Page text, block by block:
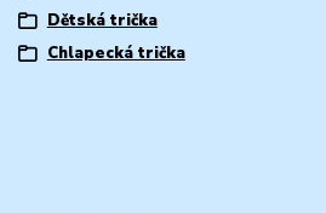
Dětská trička
Chlapecká trička